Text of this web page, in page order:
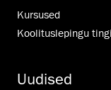
Kursused
Koolituslepingu
Uudised